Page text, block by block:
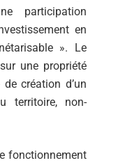
participation
en
». Le
une propriété
création d’un
territoire, non-
fonctionnement